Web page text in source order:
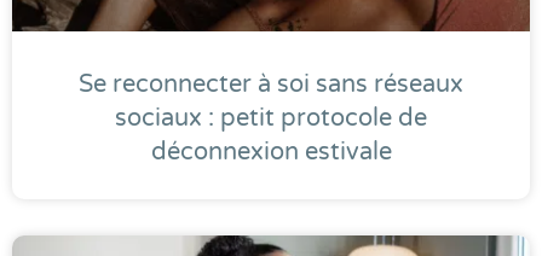
Se reconnecter à soi sans réseaux
sociaux : petit protocole de
déconnexion estivale